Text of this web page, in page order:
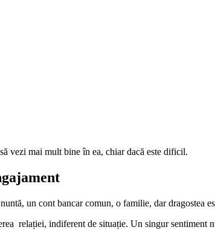
vezi mai mult bine în ea, chiar dacă este dificil.
un cont bancar comun, o familie, dar dragostea
relației, indiferent de situație. Un singur sentiment